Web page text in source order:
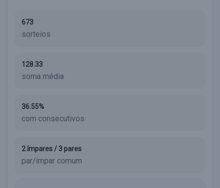
673
sorteios
128.33
soma média
36.55%
com consecutivos
2 ímpares / 3 pares
par/ímpar comum